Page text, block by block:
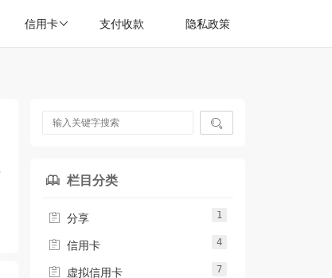
信用卡 支付收款 隐私政策

 栏目分类
 分享 1
 信用卡 4
 虚拟信用卡 7